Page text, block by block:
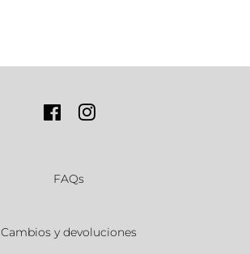
FacebookInstagram
FAQs
Cambios y devoluciones